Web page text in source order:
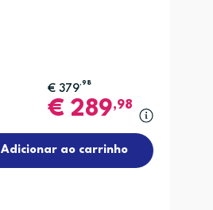
€379 ,98
€289,98
Adicionar ao carrinho